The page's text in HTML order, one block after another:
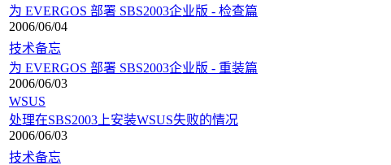
为 EVERGOS 部署 SBS2003企业版 - 检查篇
2006/06/04
技术备忘
为 EVERGOS 部署 SBS2003企业版 - 重装篇
2006/06/03
WSUS
处理在SBS2003上安装WSUS失败的情况
2006/06/03
技术备忘